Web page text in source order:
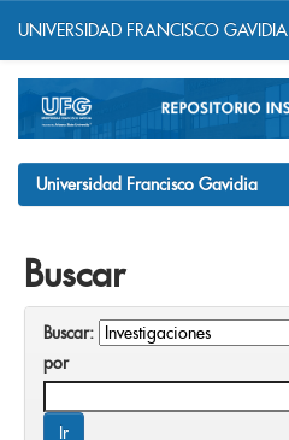
navigation
UNIVERSIDAD FRANCISCO GAVIDIA
Universidad Francisco Gavidia
Buscar
Buscar:
por